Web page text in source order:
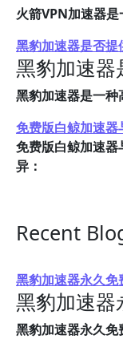
火箭VPN加速器
黑豹加速器是否提
黑豹加速器
黑豹加速器是一种
免费版白鲸加速器
免费版白鲸加速
异：
Recent
黑豹加速器永久免
黑豹加速器
黑豹加速器永久免